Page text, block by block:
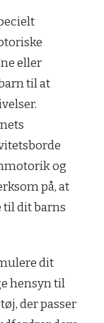
eller
til at
og
på, at
til dit barns
dit
hensyn til
der passer